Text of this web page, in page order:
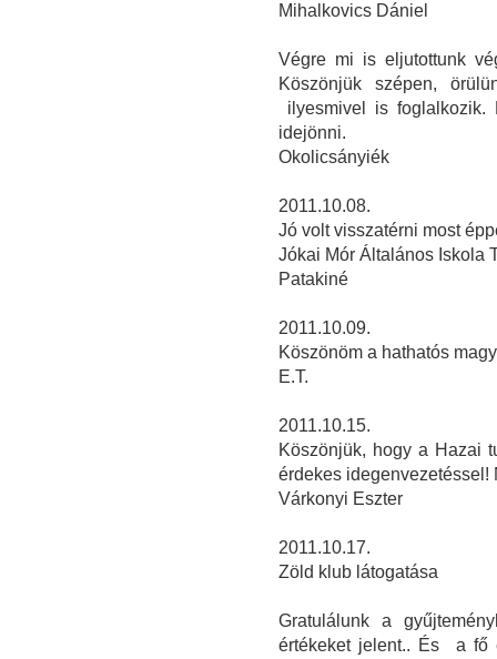
Mihalkovics Dániel
Végre mi is eljutottunk
Köszönjük szépen,
ilyesmivel is foglalkozik.
idejönni.
Okolicsányiék
2011.10.08.
Jó volt visszatérni most
Jókai Mór Általános Iskola
Patakiné
2011.10.09.
Köszönöm a hathatós
E.T.
2011.10.15.
Köszönjük, hogy a Hazai
érdekes idegenvezetéssel!
Várkonyi Eszter
2011.10.17.
Zöld klub látogatása
Gratulálunk a
értékeket jelent.. És a fő